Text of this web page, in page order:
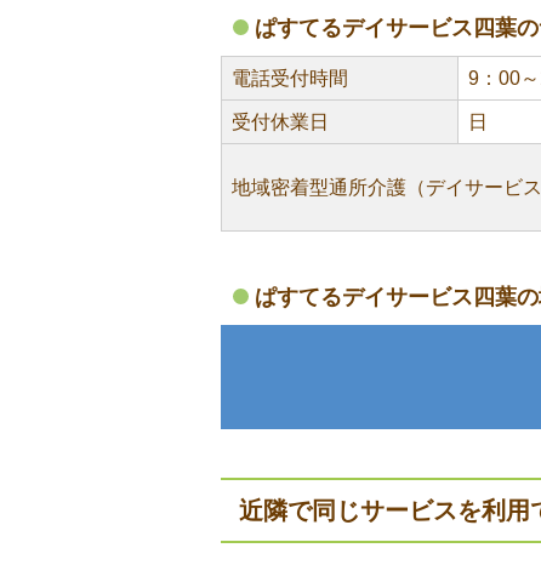
ぱすてるデイサービス四葉
電話受付時間 9：00
受付休業日 日
地域密着型通所介護（デイサービス
ぱすてるデイサービス四葉の
近隣で同じサービスを利用